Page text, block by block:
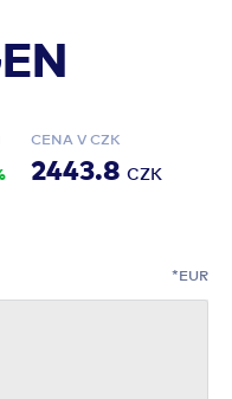
CENA V CZK
2443.8 CZK
EUR